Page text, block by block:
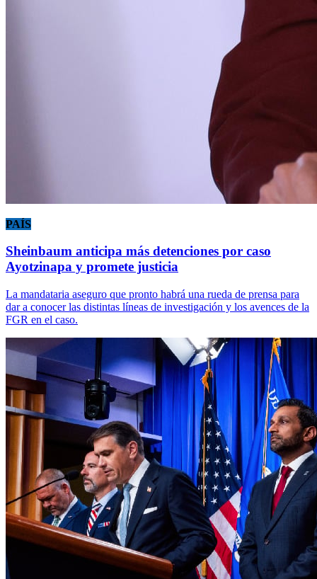
PAÍS
Sheinbaum anticipa más detenciones por caso
Ayotzinapa y promete justicia
La mandataria aseguro que pronto habrá una rueda de prensa para
dar a conocer las distintas líneas de investigación y los avences de la
FGR en el caso.